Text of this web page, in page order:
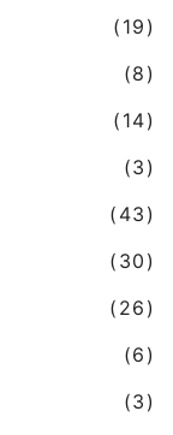
(19)
(8)
(14)
(3)
(43)
(30)
(26)
(6)
(3)